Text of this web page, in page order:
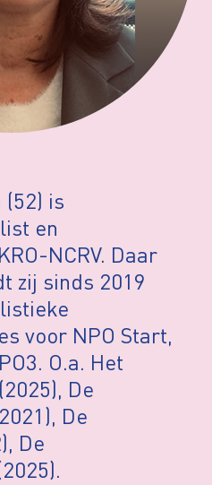
(52) is
en
NCRV. Daar
zij sinds 2019
voor NPO Start,
O.a. Het
De
De
De